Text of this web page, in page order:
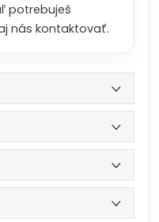
potrebuješ
nás kontaktovať.